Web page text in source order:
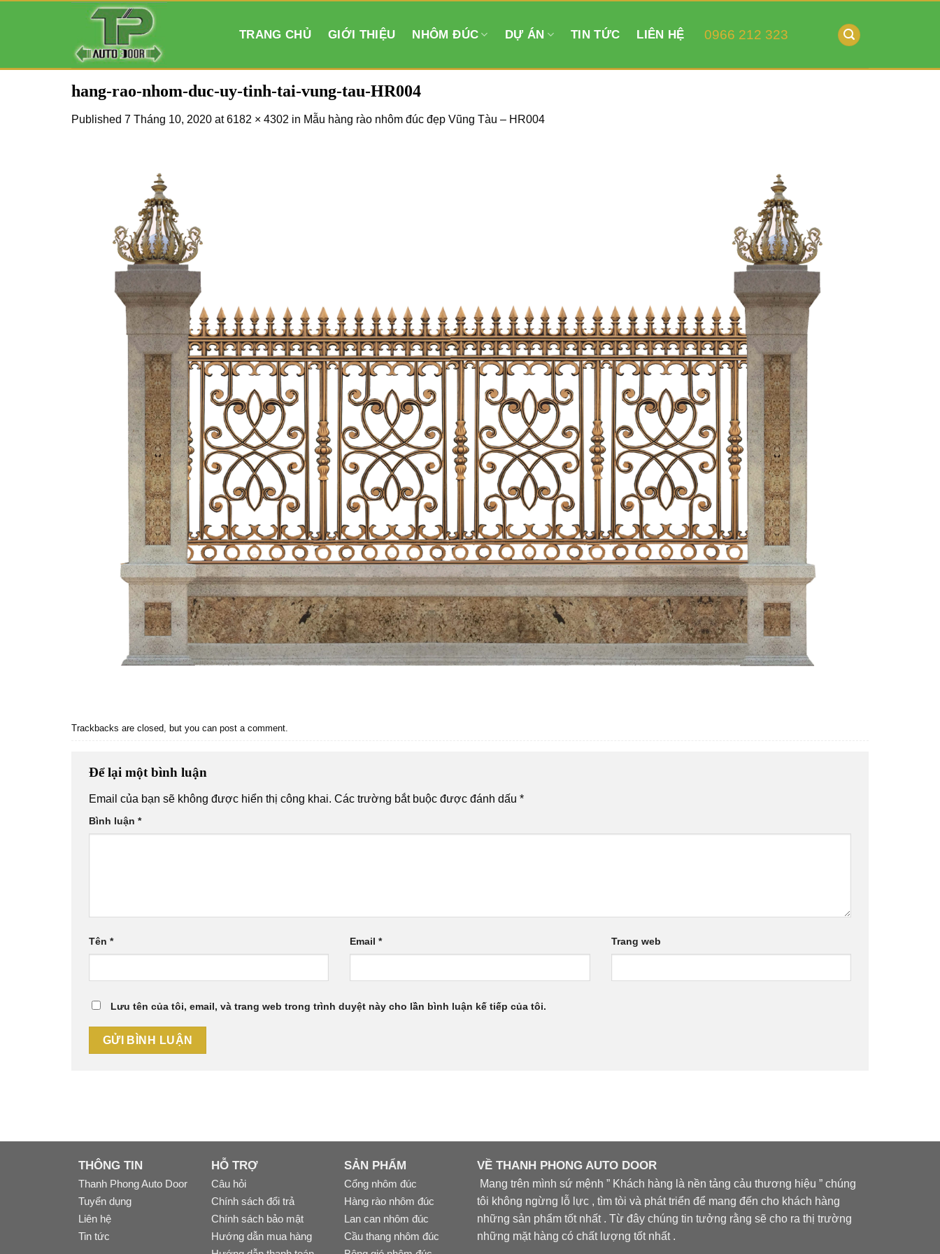
TRANG CHỦ GIỚI THIỆU NHÔM ĐÚC DỰ ÁN TIN TỨC LIÊN HỆ 0966 212 323
hang-rao-nhom-duc-uy-tinh-tai-vung-tau-HR004
Published 7 Tháng 10, 2020 at6182 × 4302 in Mẫu hàng rào nhôm đúc đẹp Vũng Tàu – HR004
Trackbacks are closed, but you can post a comment
Để lại một bình luận
Email của bạn sẽ không được hiển thị công khai. Các trường bắt buộc được đánh dấu *
Bình luận *
Tên * Email* Trang web
Lưu tên của tôi, email, và trang web trong trình duyệt này cho lần bình luận kế tiếp của tôi.
THÔNG TIN
Thanh Phong Auto Door
Tuyển dụng
Liên hệ
Tin tức
HỖ TRỢ
Câu hỏi
Chính sách đổi trả
Chính sách bảo mật
Hướng dẫn mua hàng
SẢN PHẨM
Cổng nhôm đúc
Hàng rào nhôm đúc
Lan can nhôm đúc
Cầu thang nhôm đúc
VỀ THANH PHONG AUTO DOOR
Mang trên mình sứ mệnh ” Khách hàng là nền tảng cảu thương hiệu ” chúng
tôi không ngừng lỗ lực , tìm tòi và phát triển để mang đến cho khách hàng
những sản phẩm tốt nhất . Từ đây chúng tin tưởng rằng sẽ cho ra thị trường
những mặt hàng có chất lượng tốt nhất .